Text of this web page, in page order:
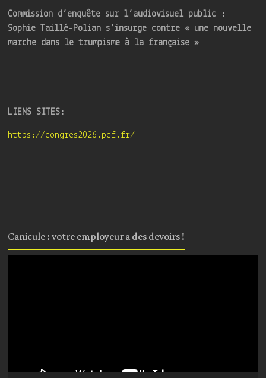
Commission d’enquête sur l’audiovisuel public :
Sophie Taillé-Polian s’insurge contre « une nouvelle
marche dans le trumpisme à la française »
LIENS SITES:
https://congres2026.pcf.fr/
Canicule : votre employeur a des devoirs !